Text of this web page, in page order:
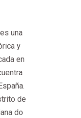
una
y
en
de
do